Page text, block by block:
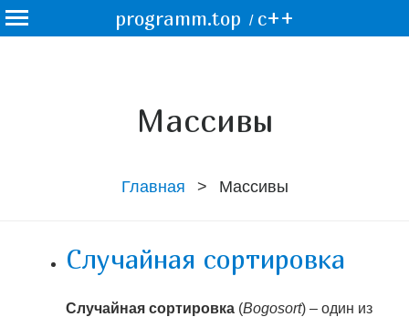
programm.top / c++
Массивы
Главная Массивы
Случайная сортировка
Случайная сортировка (Bogosort) – один из